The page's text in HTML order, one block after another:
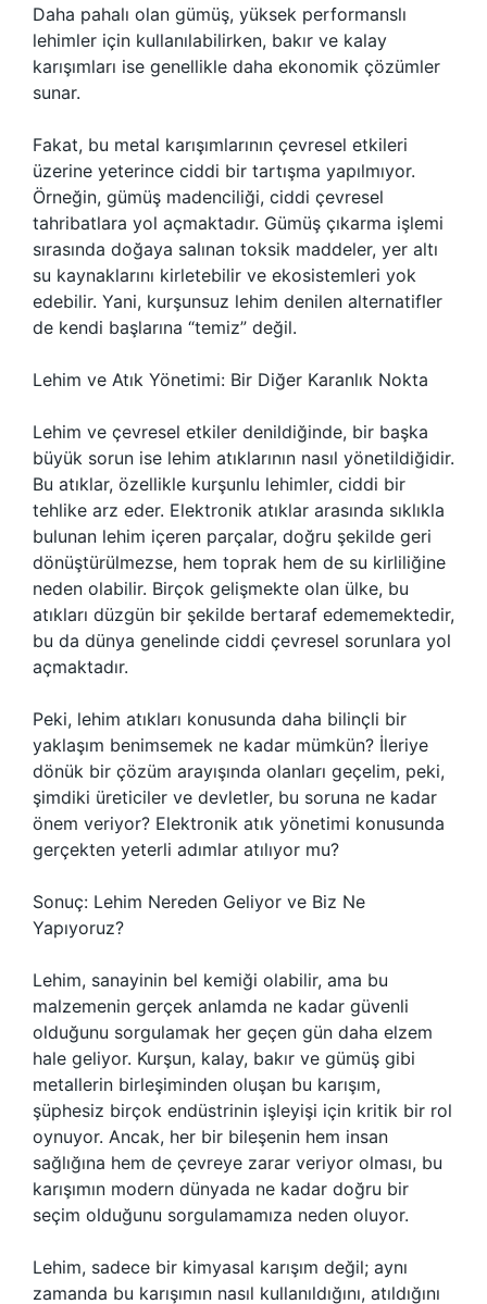
Daha pahalı olan gümüş, yüksek performanslı
lehimler için kullanılabilirken, bakır ve kalay
karışımları ise genellikle daha ekonomik çözümler
sunar.
Fakat, bu metal karışımlarının çevresel etkileri
üzerine yeterince ciddi bir tartışma yapılmıyor.
Örneğin, gümüş madenciliği, ciddi çevresel
tahribatlara yol açmaktadır. Gümüş çıkarma işlemi
sırasında doğaya salınan toksik maddeler, yer altı
su kaynaklarını kirletebilir ve ekosistemleri yok
edebilir. Yani, kurşunsuz lehim denilen alternatifler
de kendi başlarına “temiz” değil.
Lehim ve Atık Yönetimi: Bir Diğer Karanlık Nokta
Lehim ve çevresel etkiler denildiğinde, bir başka
büyük sorun ise lehim atıklarının nasıl yönetildiğidir.
Bu atıklar, özellikle kurşunlu lehimler, ciddi bir
tehlike arz eder. Elektronik atıklar arasında sıklıkla
bulunan lehim içeren parçalar, doğru şekilde geri
dönüştürülmezse, hem toprak hem de su kirliliğine
neden olabilir. Birçok gelişmekte olan ülke, bu
atıkları düzgün bir şekilde bertaraf edememektedir,
bu da dünya genelinde ciddi çevresel sorunlara yol
açmaktadır.
Peki, lehim atıkları konusunda daha bilinçli bir
yaklaşım benimsemek ne kadar mümkün? İleriye
dönük bir çözüm arayışında olanları geçelim, peki,
şimdiki üreticiler ve devletler, bu soruna ne kadar
önem veriyor? Elektronik atık yönetimi konusunda
gerçekten yeterli adımlar atılıyor mu?
Sonuç: Lehim Nereden Geliyor ve Biz Ne
Yapıyoruz?
Lehim, sanayinin bel kemiği olabilir, ama bu
malzemenin gerçek anlamda ne kadar güvenli
olduğunu sorgulamak her geçen gün daha elzem
hale geliyor. Kurşun, kalay, bakır ve gümüş gibi
metallerin birleşiminden oluşan bu karışım,
şüphesiz birçok endüstrinin işleyişi için kritik bir rol
oynuyor. Ancak, her bir bileşenin hem insan
sağlığına hem de çevreye zarar veriyor olması, bu
karışımın modern dünyada ne kadar doğru bir
seçim olduğunu sorgulamamıza neden oluyor.
Lehim, sadece bir kimyasal karışım değil; aynı
zamanda bu karışımın nasıl kullanıldığını, atıldığını